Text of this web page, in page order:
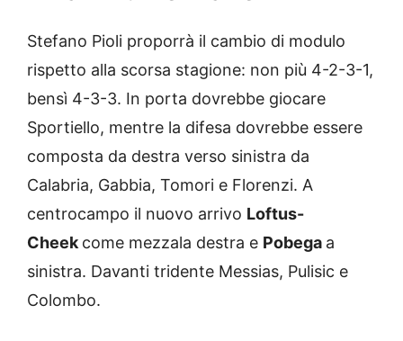
Stefano Pioli proporrà il cambio di modulo
rispetto alla scorsa stagione: non più 4-2-3-1,
bensì 4-3-3. In porta dovrebbe giocare
Sportiello, mentre la difesa dovrebbe essere
composta da destra verso sinistra da
Calabria, Gabbia, Tomori e Florenzi. A
centrocampo il nuovo arrivo Loftus-
Cheekcome mezzala destra e Pobega a
sinistra. Davanti tridente Messias, Pulisic e
Colombo.